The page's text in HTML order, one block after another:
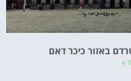
באזור כיכר דאם
»